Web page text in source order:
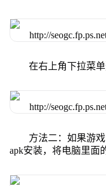
在右上角下拉菜
方法二：如果游
apk安装，将电脑里面